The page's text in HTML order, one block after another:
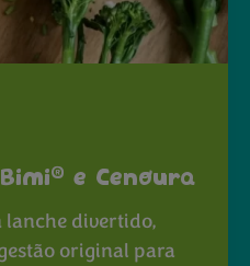
® e Cenoura
lanche divertido,
original para